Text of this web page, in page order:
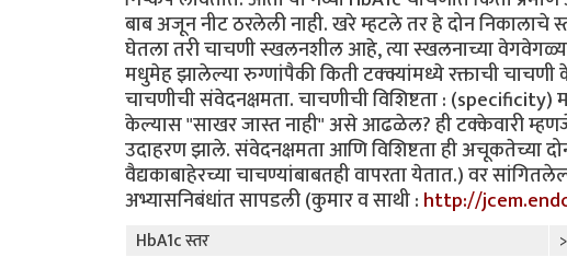
बाब अजून नीट ठरलेली नाही. खरे म्हटले तर हे दोन
घेतला तरी चाचणी स्खलनशील आहे, त्या स्खलनाच्या
मधुमेह झालेल्या रुग्णांपैकी किती टक्क्यांमध्ये रक्ताची
चाचणीची संवेदनक्षमता. चाचणीची विशिष्टता :
केल्यास "साखर जास्त नाही" असे आढळेल? ही टक्केवारी म्हणजे
उदाहरण झाले. संवेदनक्षमता आणि विशिष्टता ही अचूकतेच्या
वैद्यकाबाहेरच्या चाचण्यांबाबतही वापरता येतात.) वर
अभ्यासनिबंधांत सापडली (कुमार व साथी :http://
HbA1c स्तर